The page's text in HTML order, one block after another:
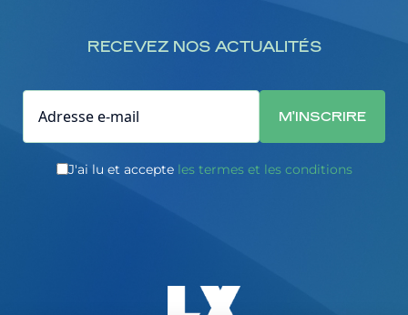
RECEVEZ NOS ACTUALITÉS
J'ai lu et accepte les termes et les conditions